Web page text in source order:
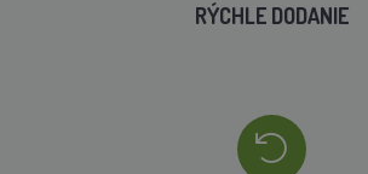
RÝCHLE DODANIE